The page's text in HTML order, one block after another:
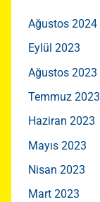
Ağustos 2024
Eylül 2023
Ağustos 2023
Temmuz 2023
Haziran 2023
Mayıs 2023
Nisan 2023
Mart 2023